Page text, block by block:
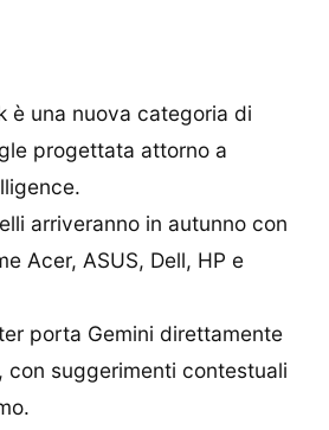
è una nuova categoria di
progettata attorno a
arriveranno in autunno con
Acer, ASUS, Dell, HP e
porta Gemini direttamente
con suggerimenti contestuali